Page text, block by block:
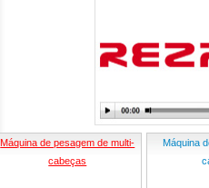
Máquina de pesagem de multi-
cabeças
Máquina